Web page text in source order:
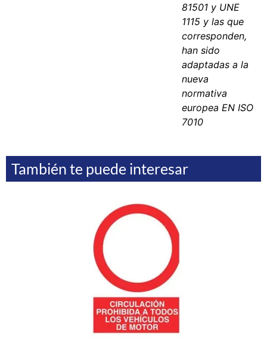
81501 y UNE
1115 y las que
corresponden,
han sido
adaptadas a la
nueva
normativa
europea EN ISO
7010
También te puede interesar